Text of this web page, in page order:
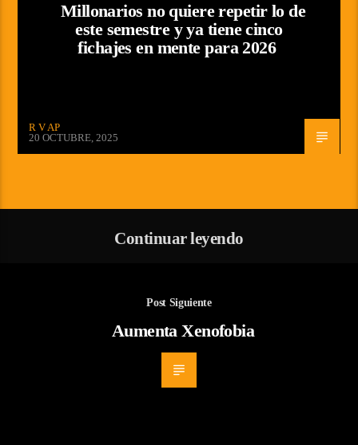
Millonarios no quiere repetir lo de
este semestre y ya tiene cinco
fichajes en mente para 2026
R V AP
20 OCTUBRE, 2025
Continuar leyendo
Post Siguiente
Aumenta Xenofobia